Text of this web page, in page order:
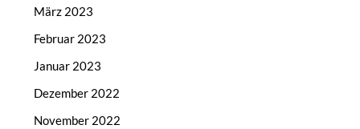
März 2023
Februar 2023
Januar 2023
Dezember 2022
November 2022